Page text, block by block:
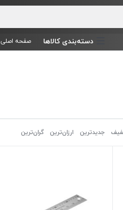
دسته‌بندی‌ کالاها صفحه اصلی
جدیدترین ارزان‌ترین گران‌ترین